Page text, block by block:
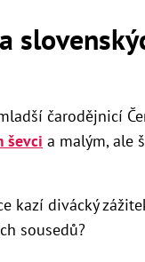
čarodějnicí
ševci a malým, ale
kazí divácký
sousedů?